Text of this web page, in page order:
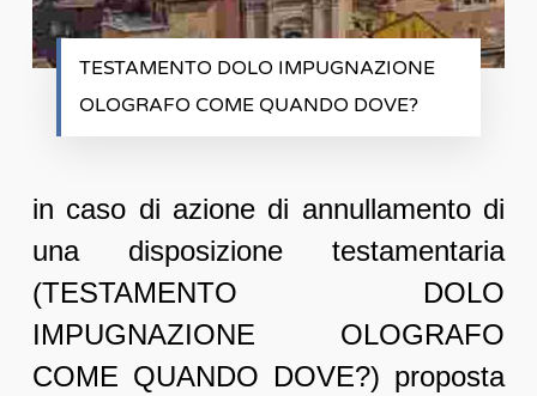
TESTAMENTO DOLO IMPUGNAZIONE
OLOGRAFO COME QUANDO DOVE?
in caso di azione di annullamento di
una disposizione testamentaria
(TESTAMENTO DOLO
IMPUGNAZIONE OLOGRAFO
COME QUANDO DOVE?) proposta